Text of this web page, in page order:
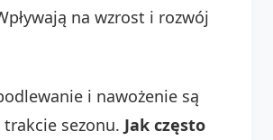
na wzrost i rozwój
i nawożenie są
sezonu. Jak często